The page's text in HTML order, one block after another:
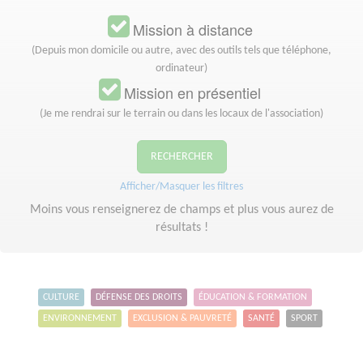
Mission à distance
(Depuis mon domicile ou autre, avec des outils tels que téléphone,
ordinateur)
Mission en présentiel
(Je me rendrai sur le terrain ou dans les locaux de l'association)
RECHERCHER
Afficher/Masquer les filtres
Moins vous renseignerez de champs et plus vous aurez de
résultats !
CULTURE DÉFENSE DES DROITS ÉDUCATION & FORMATION
ENVIRONNEMENT EXCLUSION & PAUVRETÉ SANTÉ SPORT